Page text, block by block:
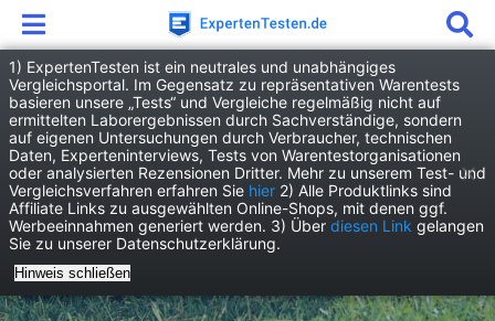
1) ExpertenTesten ist ein neutrales und unabhängiges
Vergleichsportal. Im Gegensatz zu repräsentativen Warentests
basieren unsere „Tests“ und Vergleiche regelmäßig nicht auf
ermittelten Laborergebnissen durch Sachverständige, sondern
auf eigenen Untersuchungen durch Verbraucher, technischen
Daten, Experteninterviews, Tests von Warentestorganisationen
oder analysierten Rezensionen Dritter. Mehr zu unserem Test- und
Vergleichsverfahren erfahren Sie hier 2) Alle Produktlinks sind
Affiliate Links zu ausgewählten Online-Shops, mit denen ggf.
Werbeeinnahmen generiert werden. 3) Über diesen Link gelangen
Sie zu unserer Datenschutzerklärung.
Hinweis schließen